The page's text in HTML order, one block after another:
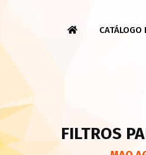
CATÁLOGO
FILTROS